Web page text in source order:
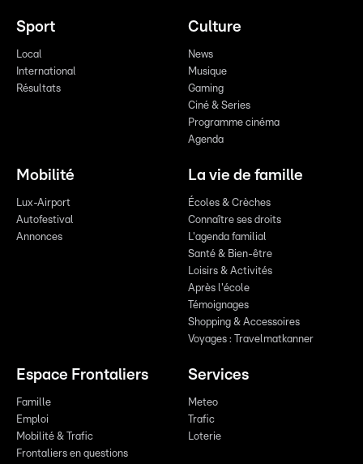
Sport
Local
International
Résultats
Culture
News
Musique
Gaming
Ciné & Series
Programme cinéma
Agenda
Mobilité
Lux-Airport
Autofestival
Annonces
La vie de famille
Écoles & Crèches
Connaître ses droits
L'agenda familial
Santé & Bien-être
Loisirs & Activités
Après l'école
Témoignages
Shopping & Accessoires
Voyages : Travelmatkanner
Espace Frontaliers
Famille
Emploi
Mobilité & Trafic
Frontaliers en questions
Services
Meteo
Trafic
Loterie